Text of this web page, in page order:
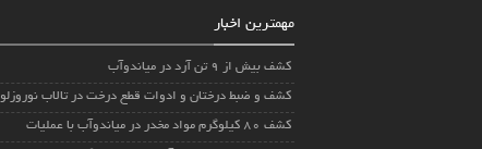
مهمترین اخبار
کشف بیش از ۹ تن آرد در میاندوآب
کشف و ضبط درختان و ادوات قطع درخت در تالاب نوروزلو
کشف ۸۰ کیلوگرم مواد مخدر در میاندوآب با عملیات